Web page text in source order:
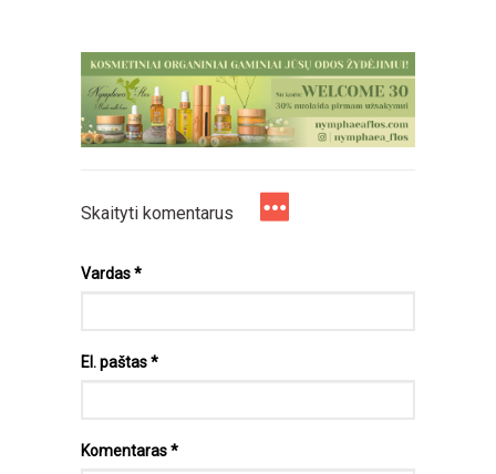
Skaityti komentarus
Vardas*
El. paštas*
Komentaras*